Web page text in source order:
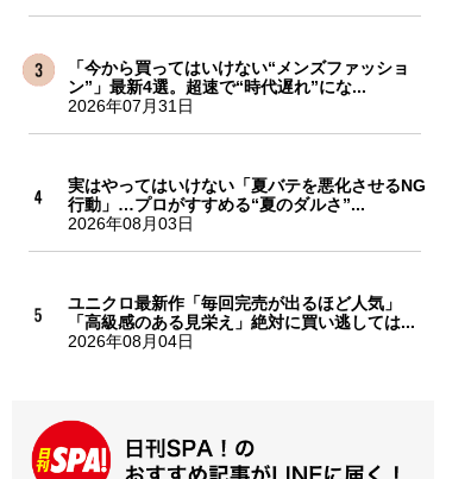
「今から買ってはいけない“メンズファッショ
ン”」最新4選。超速で“時代遅れ”にな...
2026年07月31日
実はやってはいけない「夏バテを悪化させるNG
行動」…プロがすすめる“夏のダルさ”...
2026年08月03日
ユニクロ最新作「毎回完売が出るほど人気」
「高級感のある見栄え」絶対に買い逃しては...
2026年08月04日